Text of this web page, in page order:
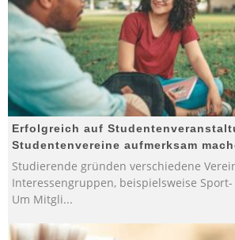
Erfolgreich auf
Studentenvereine aufmerksam
Studierende gründen verschiedene
Interessengruppen, beispielsweise
Um Mitgli...